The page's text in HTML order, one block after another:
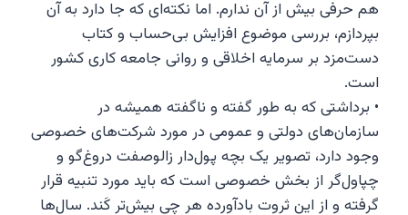
هم حرفی بیش از آن ندارم. اما نکته‌ای که جا دارد به آن
بپردازم، بررسی موضوع افزایش بی‌حساب و کتاب
دست‌مزد بر سرمایه اخلاقی و روانی جامعه کاری کشور
است.
• برداشتی که به طور گفته و ناگفته همیشه در
سازمان‌های دولتی و عمومی در مورد شرکت‌های خصوصی
وجود دارد، تصویر یک بچه پول‌دار زالوصفت دروغ‌گو و
چپاول‌گر از بخش خصوصی است که باید مورد تنبیه قرار
گرفته و از این ثروت بادآورده هر چی بیش‌تر کَند. سال‌ها